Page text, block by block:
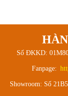
Số ĐKKD:
Fanpage:
Showroom: Số